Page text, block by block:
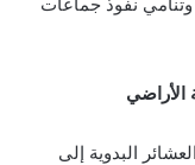
الأراضي
البدوية إلى